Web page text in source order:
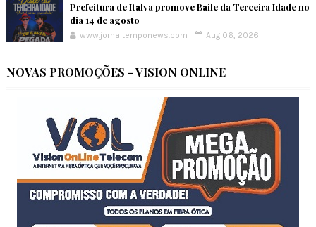
Prefeitura de Italva promove Baile da Terceira Idade no
dia 14 de agosto
www.jornaltemponews.com Aug 06, 2026
NOVAS PROMOÇÕES - VISION ONLINE